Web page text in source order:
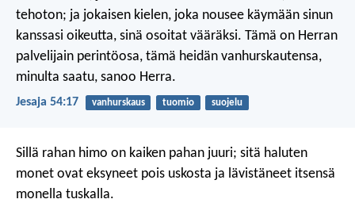
tehoton; ja jokaisen kielen, joka nousee käymään sinun
kanssasi oikeutta, sinä osoitat vääräksi. Tämä on Herran
palvelijain perintöosa, tämä heidän vanhurskautensa,
minulta saatu, sanoo Herra.
Jesaja 54:17 vanhurskaus tuomio suojelu
Sillä rahan himo on kaiken pahan juuri; sitä haluten
monet ovat eksyneet pois uskosta ja lävistäneet itsensä
monella tuskalla.